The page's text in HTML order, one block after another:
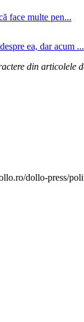
face multe pen...
ea, dar acum ...
din
dollo-press/